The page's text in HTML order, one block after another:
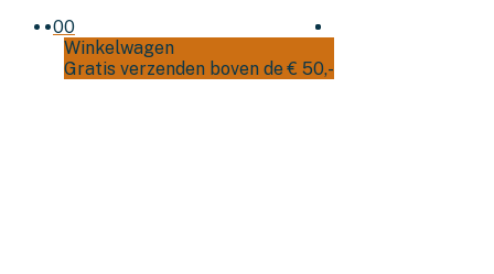
00
Winkelwagen
Gratis verzenden boven de € 50,-